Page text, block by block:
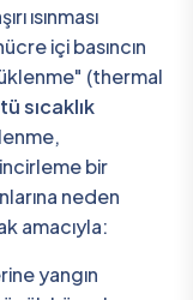
ısınması
içi basıncın
(thermal
sıcaklık
bir
neden
amacıyla:
yangın